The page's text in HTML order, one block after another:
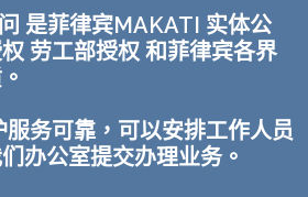
是菲律宾MAKATI 实体公
劳工部授权 和菲律宾各界
务可靠，可以安排工作人员
办公室提交办理业务。